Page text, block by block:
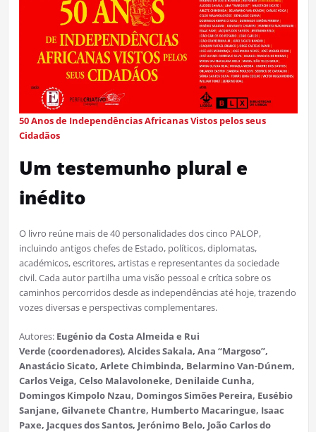
50 Anos de Independências Africanas Vistos pelos seus
Cidadãos
Um testemunho plural e
inédito
O livro reúne mais de 40 personalidades dos cinco PALOP,
incluindo antigos chefes de Estado, políticos, diplomatas,
académicos, escritores, artistas e representantes da sociedade
civil. Cada autor partilha uma visão pessoal e crítica sobre os
caminhos percorridos desde as independências até hoje, trazendo
vozes diversas e perspectivas complementares.
Autores: Eugénio da Costa Almeida e Rui
Verde (coordenadores), Alcides Sakala, Ana “Margoso”,
Anastácio Sicato, Arlete Chimbinda, Belarmino Van-Dúnem,
Carlos Veiga, Celso Malavoloneke, Denilaide Cunha,
Domingos Kimpolo Nzau, Domingos Simões Pereira, Eusébio
Sanjane, Gilvanete Chantre, Humberto Macaringue, Isaac
Paxe, Jacques dos Santos, Jerónimo Belo, João Carlos do